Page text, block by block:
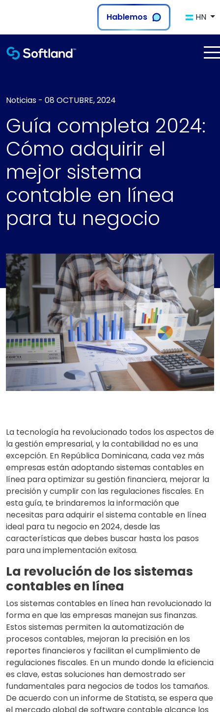
Hablemos HN
Noticias - 08 OCTUBRE, 2024
Guía completa 2024:
Cómo adquirir el
mejor sistema
contable en línea
para tu negocio
La tecnología ha revolucionado todos los aspectos de
la gestión empresarial, y la contabilidad no es una
excepción. En República Dominicana, cada vez más
empresas están adoptando sistemas contables en
línea para optimizar su gestión financiera, mejorar la
precisión y cumplir con las regulaciones fiscales. En
esta guía, te brindaremos la información que
necesitas para adquirir el sistema contable en línea
ideal para tu negocio en 2024, desde las
características que debes buscar hasta los pasos
para una implementación exitosa.
La revolución de los sistemas
contables en línea
Los sistemas contables en línea han revolucionado la
forma en que las empresas manejan sus finanzas.
Estos sistemas permiten la automatización de
procesos contables, mejoran la precisión en los
reportes financieros y facilitan el cumplimiento de
regulaciones fiscales. En un mundo donde la eficiencia
es clave, estas soluciones han demostrado ser
fundamentales para negocios de todos los tamaños.
De acuerdo con un informe de Statista, se espera que